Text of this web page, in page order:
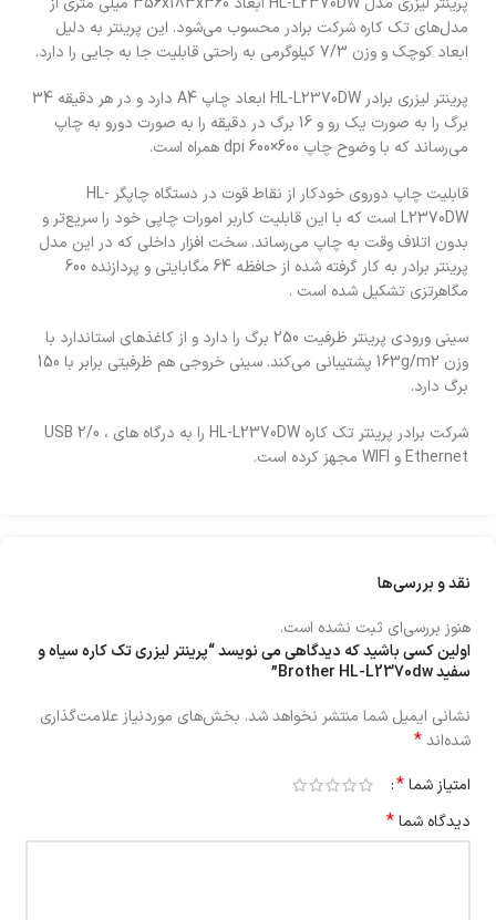
مدل‌های تک کاره شرکت برادر محسوب می‌شود. این پرینتر به دلیل
ابعاد کوچک و وزن 7/3 کیلوگرمی به راحتی قابلیت جا به جایی را دارد.
پرینتر لیزری برادر HL-L2370DW ابعاد چاپ A4 دارد و در هر دقیقه 34
برگ را به صورت یک رو و 16 برگ در دقیقه را به صورت دورو به چاپ
می‌رساند که با وضوح چاپ 600×600 dpi همراه است.
قابلیت چاپ دوروی خودکار از نقاط قوت در دستگاه چاپگر HL-
L2370DW است که با این قابلیت کاربر امورات چاپی خود را سریع‌تر و
بدون اتلاف وقت به چاپ می‌رساند. سخت افزار داخلی که در این مدل
پرینتر برادر به کار گرفته شده از حافظه 64 مگابایتی و پردازنده 600
مگاهرتزی تشکیل شده است .
سینی ورودی پرینتر ظرفیت 250 برگ را دارد و از کاغذ‌های استاندارد با
وزن 163g/m2 پشتیبانی می‌کند. سینی خروجی هم ظرفیتی برابر با 150
برگ دارد.
شرکت برادر پرینتر تک کاره HL-L2370DW را به درگاه های USB 2/0 ،
Ethernet و WIFI مجهز کرده است.
نقد و بررسی‌ها
هنوز بررسی‌ای ثبت نشده است.
اولین کسی باشید که دیدگاهی می نویسد “پرینتر لیزری تک کاره سیاه و
سفید Brother HL-L2370dw”
نشانی ایمیل شما منتشر نخواهد شد. بخش‌های موردنیاز علامت‌گذاری
شده‌اند*
امتیاز شما*
دیدگاه شما*